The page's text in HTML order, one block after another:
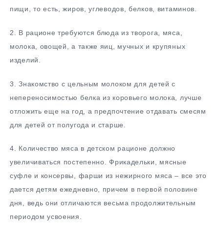
пищи, то есть, жиров, углеводов, белков, витаминов.
2. В рационе требуются блюда из творога, мяса,
молока, овощей, а также яиц, мучных и крупяных
изделий.
3. Знакомство с цельным молоком для детей с
непереносимостью белка из коровьего молока, лучше
отложить еще на год, а предпочтение отдавать смесям
для детей от полугода и старше.
4. Количество мяса в детском рационе должно
увеличиваться постепенно. Фрикадельки, мясные
суфле и консервы, фарши из нежирного мяса – все это
дается детям ежедневно, причем в первой половине
дня, ведь они отличаются весьма продолжительным
периодом усвоения.